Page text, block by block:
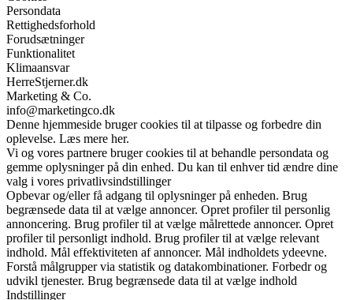
Persondata
Rettighedsforhold
Forudsætninger
Funktionalitet
Klimaansvar
HerreStjerner.dk
Marketing & Co.
info@marketingco.dk
Denne hjemmeside bruger cookies til at tilpasse og forbedre din
oplevelse. Læs mere her.
Vi og vores partnere bruger cookies til at behandle persondata og
gemme oplysninger på din enhed. Du kan til enhver tid ændre dine
valg i vores privatlivsindstillinger
Opbevar og/eller få adgang til oplysninger på enheden. Brug
begrænsede data til at vælge annoncer. Opret profiler til personlig
annoncering. Brug profiler til at vælge målrettede annoncer. Opret
profiler til personligt indhold. Brug profiler til at vælge relevant
indhold. Mål effektiviteten af annoncer. Mål indholdets ydeevne.
Forstå målgrupper via statistik og datakombinationer. Forbedr og
udvikl tjenester. Brug begrænsede data til at vælge indhold
Indstillinger